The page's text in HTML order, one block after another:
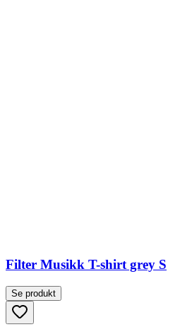
Filter Musikk T-shirt grey S
Se produkt